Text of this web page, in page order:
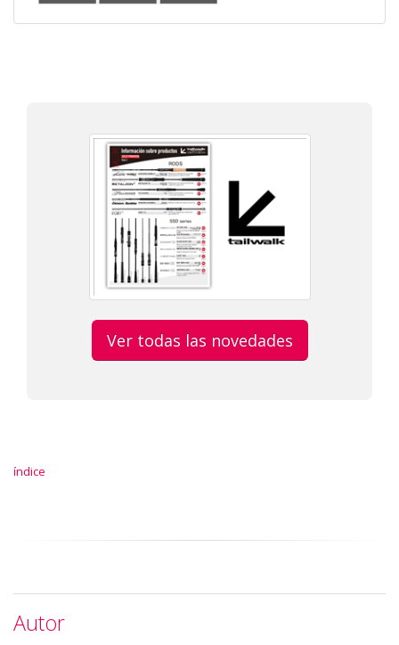
Ver todas las novedades
índice
Autor